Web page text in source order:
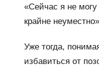
«Сейчас я не
крайне
Уже тогда,
избавиться от